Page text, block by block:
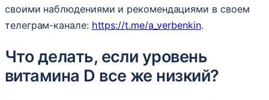
своими наблюдениями и рекомендациями в своем
телеграм-канале: https://t.me/a_verbenkin.
Что делать, если уровень
витамина D все же низкий?